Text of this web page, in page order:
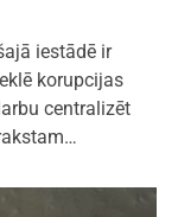
iestādē ir
korupcijas
centralizēt